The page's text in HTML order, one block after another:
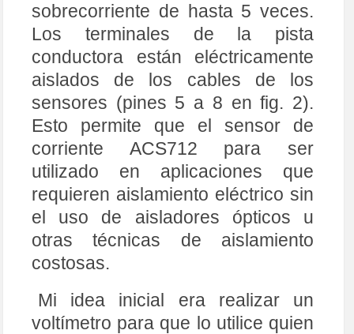
sobrecorriente de hasta 5 veces.
Los terminales de la pista
conductora están eléctricamente
aislados de los cables de los
sensores (pines 5 a 8 en fig. 2).
Esto permite que el sensor de
corriente ACS712 para ser
utilizado en aplicaciones que
requieren aislamiento eléctrico sin
el uso de aisladores ópticos u
otras técnicas de aislamiento
costosas.
Mi idea inicial era realizar un
voltímetro para que lo utilice quien